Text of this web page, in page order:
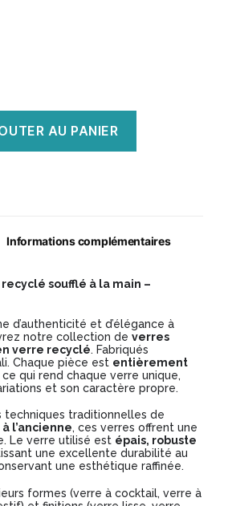
AU PANIER
Informations complémentaires
soufflé à la main –
d’authenticité et d’élégance à
notre collection deverres
verre recyclé. Fabriqués
Chaque pièce est entièrement
ce qui rend chaque verre unique,
et son caractère propre.
techniques traditionnelles de
l’ancienne, ces verres offrent une
Le verre utilisé est épais, robuste
une excellente durabilité au
une esthétique raffinée.
formes (verre à cocktail, verre à